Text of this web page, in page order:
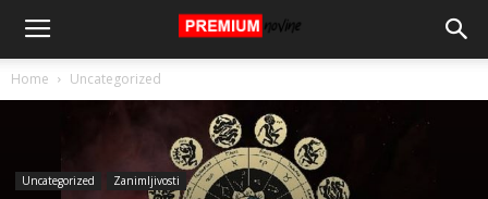
Home Uncategorized
Uncategorized Zanimljivosti